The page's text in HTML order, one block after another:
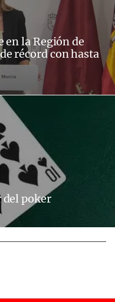
en la Región de
récord con hasta
del poker